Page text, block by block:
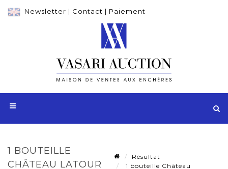
Newsletter | Contact | Paiement
1 BOUTEILLE
CHÂTEAU LATOUR
Résultat
1 bouteille Château